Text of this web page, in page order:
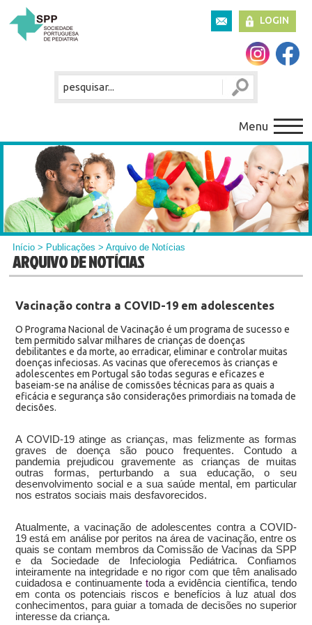
LOGIN
Menu
Início > Publicações > Arquivo de Notícias
ARQUIVO DE NOTÍCIAS
Vacinação contra a COVID-19 em adolescentes
O Programa Nacional de Vacinação é um programa de sucesso e
tem permitido salvar milhares de crianças de doenças
debilitantes e da morte, ao erradicar, eliminar e controlar muitas
doenças infeciosas. As vacinas que oferecemos às crianças e
adolescentes em Portugal são todas seguras e eficazes e
baseiam-se na análise de comissões técnicas para as quais a
eficácia e segurança são considerações primordiais na tomada de
decisões.
A COVID-19 atinge as crianças, mas felizmente as formas
graves de doença são pouco frequentes. Contudo a
pandemia prejudicou gravemente as crianças de muitas
outras formas, perturbando a sua educação, o seu
desenvolvimento social e a sua saúde mental, em particular
nos estratos sociais mais desfavorecidos.
Atualmente, a vacinação de adolescentes contra a COVID-
19 está em análise por peritos na área de vacinação, entre os
quais se contam membros da Comissão de Vacinas da SPP
e da Sociedade de Infeciologia Pediátrica. Confiamos
inteiramente na integridade e no rigor com que têm analisado
cuidadosa e continuamente toda a evidência científica, tendo
em conta os potenciais riscos e benefícios à luz atual dos
conhecimentos, para guiar a tomada de decisões no superior
interesse da criança.